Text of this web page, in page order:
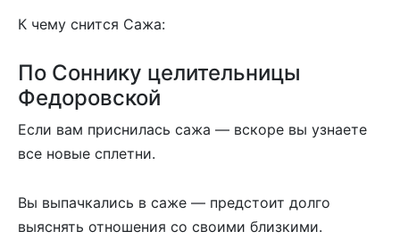
К чему снится Сажа:
По Соннику целительницы
Федоровской
Если вам приснилась сажа — вскоре вы узнаете
все новые сплетни.
Вы выпачкались в саже — предстоит долго
выяснять отношения со своими близкими.